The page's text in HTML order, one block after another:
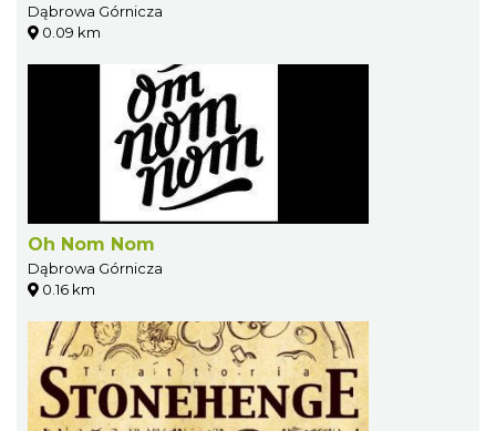
Dąbrowa Górnicza
0.09 km
Oh Nom Nom
Dąbrowa Górnicza
0.16 km